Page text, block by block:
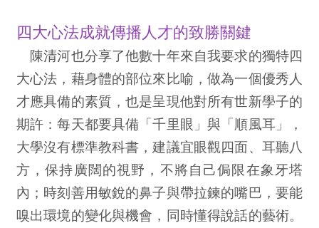
四大心法成就傳播人才的致勝關鍵
陳清河也分享了他數十年來自我要求的獨特四
大心法，藉身體的部位來比喻，做為一個優秀人
才應具備的素質，也是呈現他對所有世新學子的
期許：每天都要具備「千里眼」與「順風耳」，
大學沒有標準教科書，建議宜眼觀四面、耳聽八
方，保持廣闊的視野，不將自己侷限在象牙塔
內；時刻善用敏銳的鼻子與帶拉鍊的嘴巴，要能
嗅出環境的變化與機會，同時懂得說話的藝術。